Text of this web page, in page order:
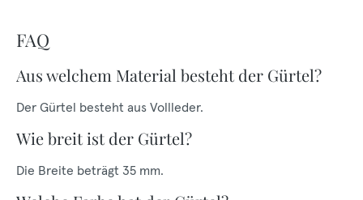
FAQ
Aus welchem Material besteht der Gürtel?
Der Gürtel besteht aus Vollleder.
Wie breit ist der Gürtel?
Die Breite beträgt 35 mm.